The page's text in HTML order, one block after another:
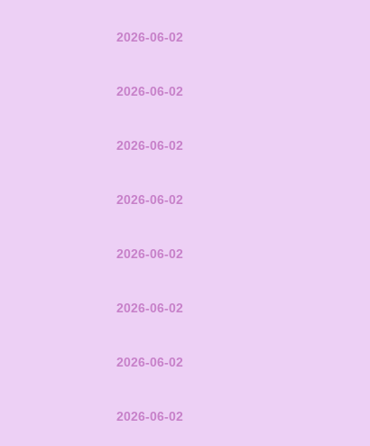
2026-06-02
2026-06-02
2026-06-02
2026-06-02
2026-06-02
2026-06-02
2026-06-02
2026-06-02